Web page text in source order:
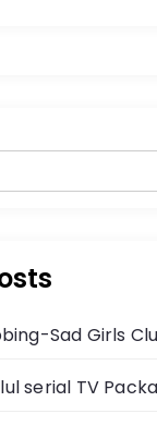
Sad Girls
serial TV